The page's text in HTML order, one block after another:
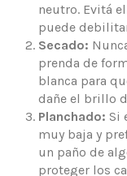
neutro. Evitá
puede
Secado:
prenda de
blanca para
dañe el brillo
Planchado: Si
muy baja y
un paño de
proteger los